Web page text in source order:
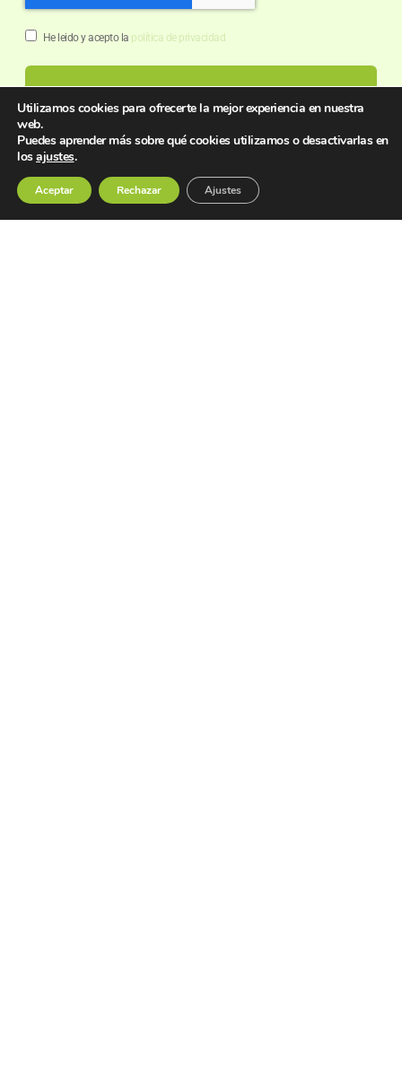
He leido y acepto la política de privacidad
Enviar comentario
Utilizamos cookies para ofrecerte la mejor experiencia en nuestra
web.
Puedes aprender más sobre qué cookies utilizamos o desactivarlas en
losajustes.
Aceptar Rechazar Ajustes